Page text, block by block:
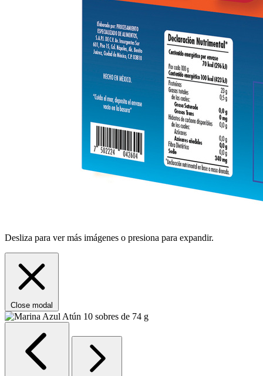
Desliza para ver más imágenes o presiona para expandir.
Close modal